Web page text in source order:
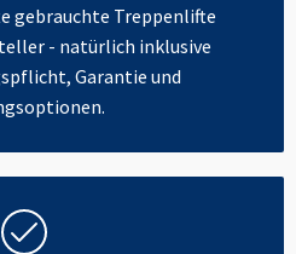
gebrauchte Treppenlifte
- natürlich inklusive
Garantie und